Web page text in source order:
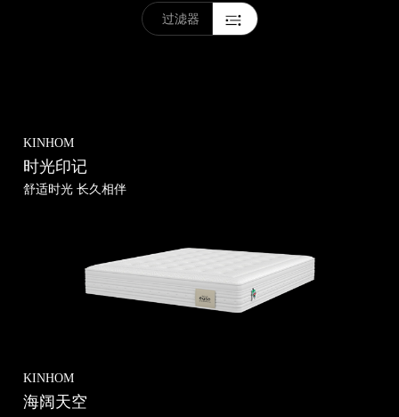
睡眠研究所
营销网络
过滤器
KINHOM
时光印记
舒适时光 长久相伴
KINHOM
海阔天空